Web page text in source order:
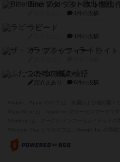
Bitter End ブタペスト救出
1件の投稿
ラピード
1件の投稿
ザ・フラッフィー・ライト
ふたつの城の物語
紹介文あり 6件の投稿